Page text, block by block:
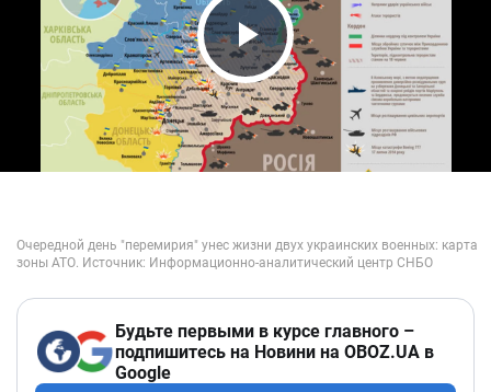
Play Video
Будьте первыми в курсе главного –
подпишитесь на Новини на OBOZ.UA в
Google